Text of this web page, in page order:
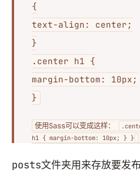
{
text-align: center;
}
.center h1 {
margin-bottom: 10px;
}
使用Sass可以变成这样：
h1 { margin-bottom: 10px; } }
posts文件夹用来存放要发